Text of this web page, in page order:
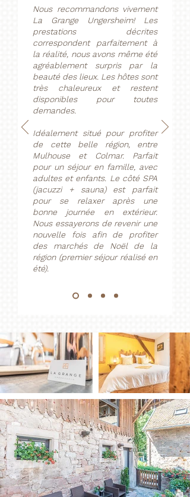
Nous recommandons vivement
La Grange Ungersheim! Les
prestations décrites
correspondent parfaitement à
la réalité, nous avons même été
agréablement surpris par la
beauté des lieux. Les hôtes sont
très chaleureux et restent
disponibles pour toutes
demandes.
Idéalement situé pour profiter
de cette belle région, entre
Mulhouse et Colmar. Parfait
pour un séjour en famille, avec
adultes et enfants. Le côté SPA
(jacuzzi + sauna) est parfait
pour se relaxer après une
bonne journée en extérieur.
Nous essayerons de revenir une
nouvelle fois afin de profiter
des marchés de Noël de la
région (premier séjour réalisé en
été).